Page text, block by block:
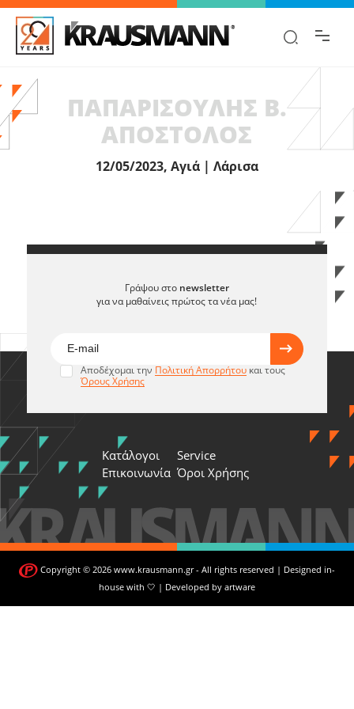
ΠΑΠΑΡΙΣΟΥΛΗΣ Β.
ΑΠΟΣΤΟΛΟΣ
12/05/2023, Αγιά | Λάρισα
Γράψου στο newsletter
για να μαθαίνεις πρώτος τα νέα μας!
Αποδέχομαι την Πολιτική Απορρήτουκαι τους
Όρους Χρήσης
Κατάλογοι
Service
Επικοινωνία Όροι Χρήσης
Copyright © 2026 www.krausmann.gr - All rights reserved | Designed in-
house with 🤍 | Developed by artware
Βρες γρήγορα την πληροφορία που
ψάχνεις!